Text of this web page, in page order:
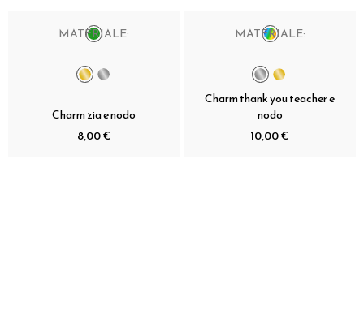
MATERIALE:
Charm zia e nodo
8,00 €
MATERIALE:
Charm thank you teacher e
nodo
10,00 €